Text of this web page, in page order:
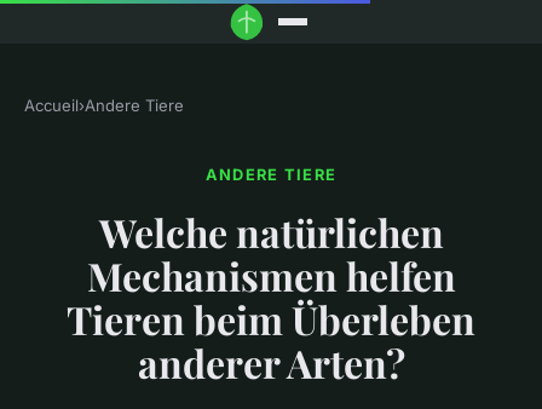
Accueil›Andere Tiere
ANDERE TIERE
Welche natürlichen
Mechanismen helfen
Tieren beim Überleben
anderer Arten?